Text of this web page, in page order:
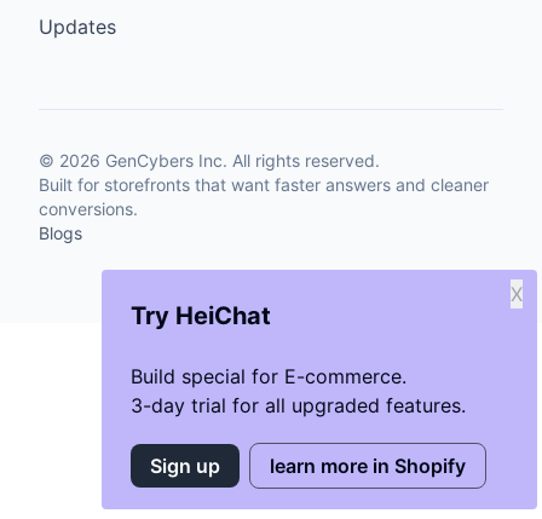
Try HeiChat
Build special for E-commerce.
3-day trial for all upgraded features.
X
Sign up learn more in Shopify
Updates
© 2026 GenCybers Inc. All rights reserved.
Built for storefronts that want faster answers and cleaner
conversions.
Blogs